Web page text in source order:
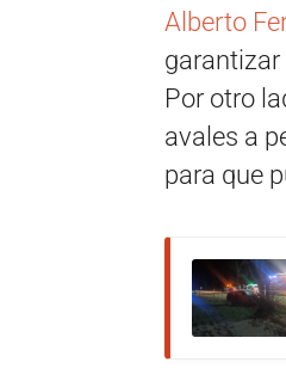
Alberto
garantizar
Por otro
avales a
para que